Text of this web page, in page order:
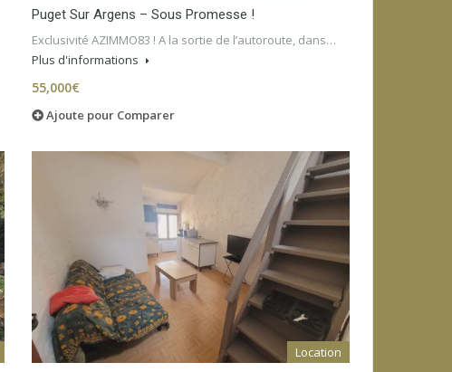
Puget Sur Argens – Sous Promesse !
Exclusivité AZIMMO83 ! A la sortie de l’autoroute, dans…
Plus d'informations
55,000€
Ajoute pour Comparer
Location